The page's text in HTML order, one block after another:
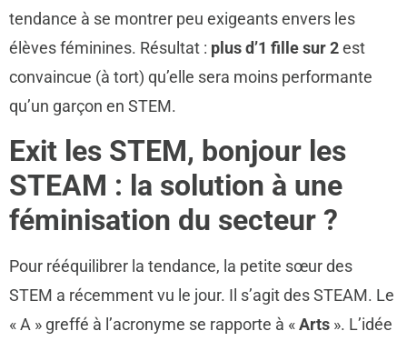
tendance à se montrer peu exigeants envers les
élèves féminines. Résultat : plus d’1 fille sur 2est
convaincue (à tort) qu’elle sera moins performante
qu’un garçon en STEM.
Exit les STEM, bonjour les
STEAM : la solution à une
féminisation du secteur ?
Pour rééquilibrer la tendance, la petite sœur des
STEM a récemment vu le jour. Il s’agit des STEAM. Le
« A » greffé à l’acronyme se rapporte à «Arts ». L’idée